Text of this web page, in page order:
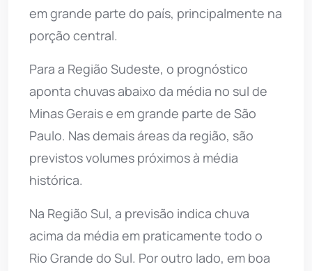
em grande parte do país, principalmente na
porção central.
Para a Região Sudeste, o prognóstico
aponta chuvas abaixo da média no sul de
Minas Gerais e em grande parte de São
Paulo. Nas demais áreas da região, são
previstos volumes próximos à média
histórica.
Na Região Sul, a previsão indica chuva
acima da média em praticamente todo o
Rio Grande do Sul. Por outro lado, em boa